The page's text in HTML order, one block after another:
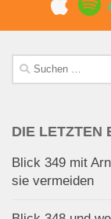
Suchen
nach:
DIE LETZTEN
Blick 349 mit
sie vermeiden